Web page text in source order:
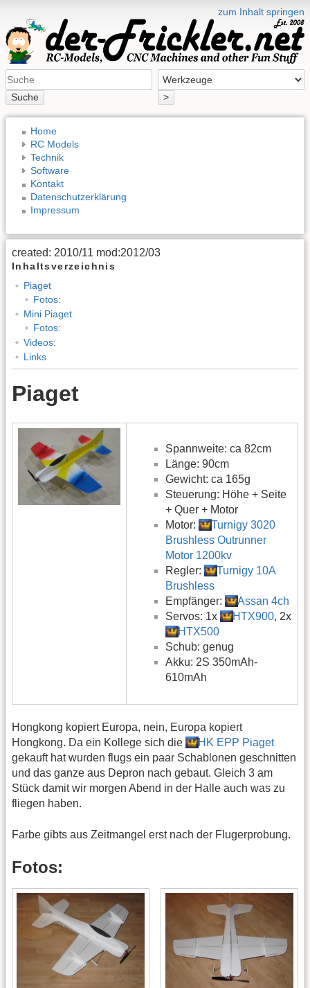
zum Inhalt springen
Suche >
Home
RC Models
Technik
Software
Kontakt
Datenschutzerklärung
Impressum
created: 2010/11 mod:2012/03
Inhaltsverzeichnis
Piaget
Fotos:
Mini Piaget
Fotos:
Videos:
Links
Piaget
Spannweite: ca 82cm
Länge: 90cm
Gewicht: ca 165g
Steuerung: Höhe + Seite
+ Quer + Motor
Motor:
Turnigy 3020
Brushless Outrunner
Motor 1200kv
Regler:
Turnigy 10A
Brushless
Empfänger:
Assan 4ch
Servos: 1x
HTX900, 2x
HTX500
Schub: genug
Akku: 2S 350mAh-
610mAh
Hongkong kopiert Europa, nein, Europa kopiert
Hongkong. Da ein Kollege sich die
HK EPP Piaget
gekauft hat wurden flugs ein paar Schablonen geschnitten
und das ganze aus Depron nach gebaut. Gleich 3 am
Stück damit wir morgen Abend in der Halle auch was zu
fliegen haben.
Farbe gibts aus Zeitmangel erst nach der Flugerprobung.
Fotos: